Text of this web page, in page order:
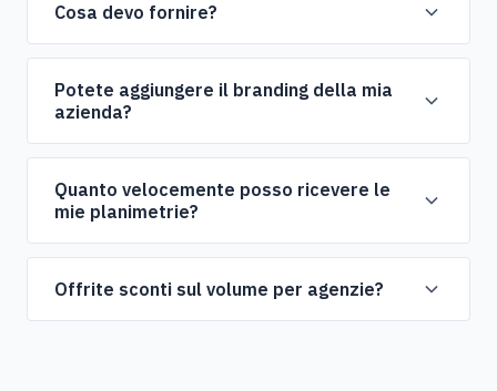
Cosa devo fornire?
Puoi fornire piante esistenti, schizzi a mano, PDF, immagini
scansionate o anche misure approssimative. Lavoriamo
con quello che hai.
Potete aggiungere il branding della mia
azienda?
Sì, possiamo incorporare il tuo logo aziendale, schema di
colori e tutte le linee guida specifiche del brand nel design
della planimetria.
Quanto velocemente posso ricevere le
mie planimetrie?
Il tempo standard è di 2-3 giorni lavorativi. Consegna
express disponibile per richieste urgenti.
Offrite sconti sul volume per agenzie?